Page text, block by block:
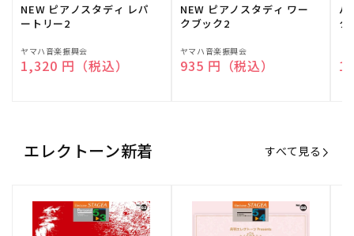
NEW ピアノスタディ レパ
ートリー2
販
売
ヤマハ音楽振興会
通常価格
1,320 円（税込）
NEW ピアノスタディ ワー
クブック2
販
売
ヤマハ音楽振興会
通常価格
935 円（税込）
バ
ク
売
エレクトーン新着 すべて見る